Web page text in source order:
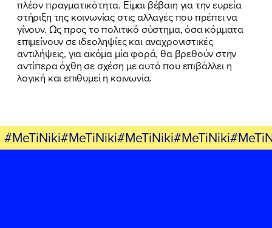
πλέον πραγματικότητα. Είμαι βέβαιη για την ευρεία
στήριξη της κοινωνίας στις αλλαγές που πρέπει να
γίνουν. Ως προς το πολιτικό σύστημα, όσα κόμματα
επιμείνουν σε ιδεοληψίες και αναχρονιστικές
αντιλήψεις, για ακόμα μία φορά, θα βρεθούν στην
αντίπερα όχθη σε σχέση με αυτό που επιβάλλει η
λογική και επιθυμεί η κοινωνία.